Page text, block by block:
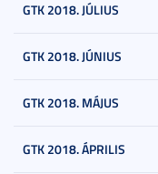
GTK 2018. JÚLIUS
GTK 2018. JÚNIUS
GTK 2018. MÁJUS
GTK 2018. ÁPRILIS